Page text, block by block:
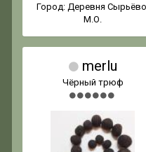
Город: Деревня Сырьёво,
М.О.
merlu
Чёрный трюф